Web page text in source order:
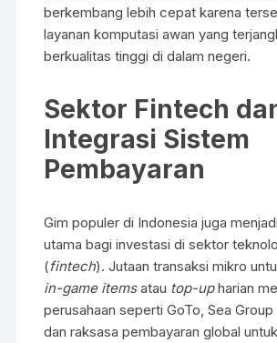
berkembang lebih cepat karena
layanan komputasi awan yang
berkualitas tinggi di dalam negeri.
Sektor Fintech
Integrasi Sistem
Pembayaran
Gim populer di Indonesia juga
utama bagi investasi di sektor
(fintech). Jutaan transaksi mikro
in-game itemsatau top-upharian
perusahaan seperti GoTo, Sea Group
dan raksasa pembayaran global